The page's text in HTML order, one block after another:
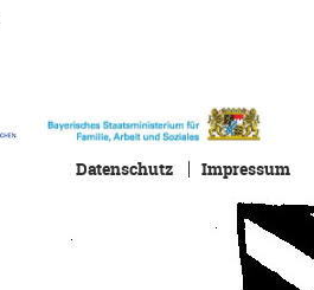
Datenschutz Impressum